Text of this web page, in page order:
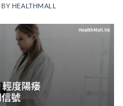
BY HEALTHMALL